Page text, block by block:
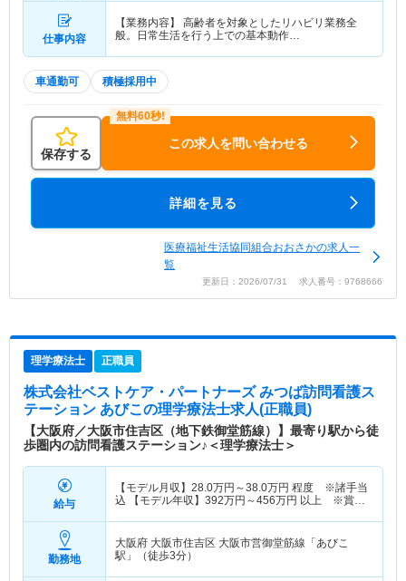
仕事内容
【業務内容】 高齢者を対象としたリハビリ業務全
般。日常生活を行う上での基本動作…
車通勤可 積極採用中
保存する
この求人を問い合わせる
詳細を見る
医療福祉生活協同組合おおさかの求人一
覧
更新日：2026/07/31 求人番号：9768666
理学療法士 正職員
株式会社ベストケア・パートナーズ みつば訪問看護ス
テーション あびこ の理学療法士求人(正職員)
【大阪府／大阪市住吉区（地下鉄御堂筋線）】最寄り駅から徒
歩圏内の訪問看護ステーション♪＜理学療法士＞
給与
【モデル月収】 28.0万円～38.0万円 程度 ※諸手当
込 【モデル年収】 392万円～456万円 以上 ※賞与
勤務地
大阪府 大阪市住吉区 大阪市営御堂筋線「あびこ
駅」（徒歩3分）